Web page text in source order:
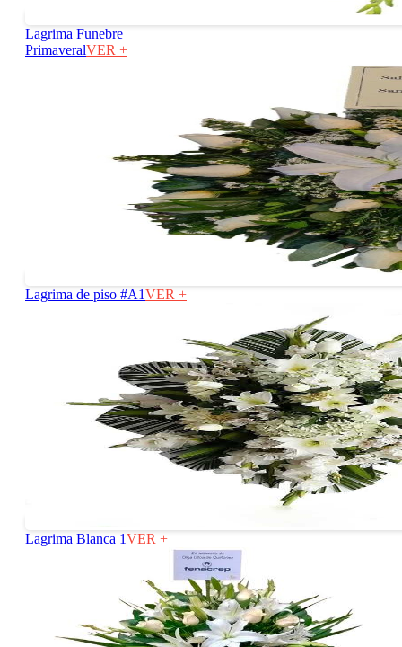
Lagrima Funebre
PrimaveralVER +
Lagrima de piso #A1VER +
Lagrima Blanca 1VER +